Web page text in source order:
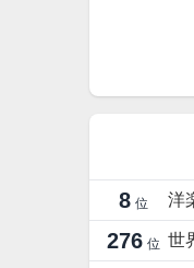
8 位 洋
276 位 世